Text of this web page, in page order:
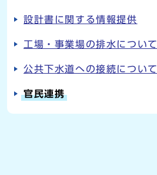
設計書に関する情報提供
工場・事業場の排水について
公共下水道への接続について
官民連携